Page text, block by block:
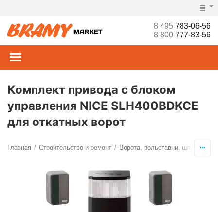
8 495783-06-56
8 800777-83-56
Комплект привода с блоком
управления NICE SLH400BDKCE
для откатных ворот
Главная / Строительство и ремонт / Ворота, рольставни,